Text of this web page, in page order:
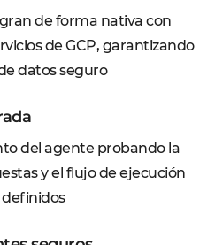
de forma nativa con
de GCP, garantizando
datos seguro
del agente probando la
y el flujo de ejecución